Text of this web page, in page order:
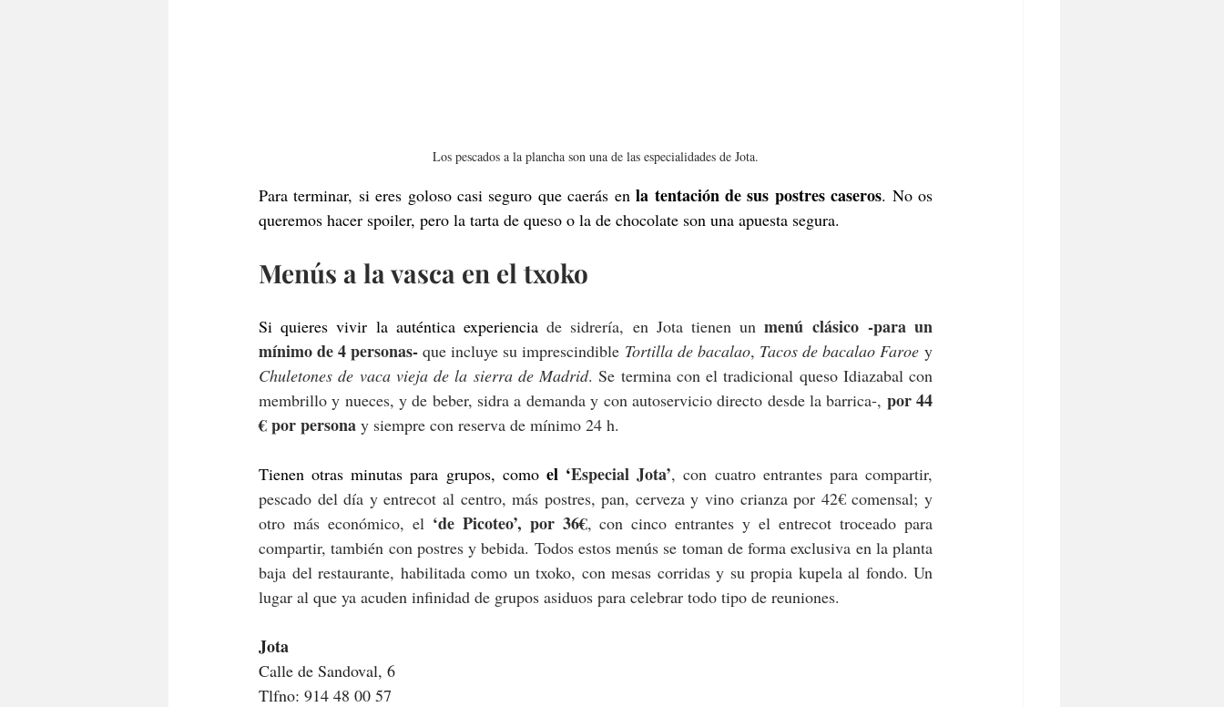
Los pescados a la plancha son una de las especialidades de Jota.
Para terminar, si eres goloso casi seguro que caerás en la tentación de sus postres caseros. No os
queremos hacer spoiler, pero la tarta de queso o la de chocolate son una apuesta segura.
Menús a la vasca en el txoko
Si quieres vivir la auténtica experiencia de sidrería, en Jota tienen un menú clásico -para un
mínimo de 4 personas- que incluye su imprescindible Tortilla de bacalao, Tacos de bacalao Faroe
Chuletones de vaca vieja de la sierra de Madrid. Se termina con el tradicional queso Idiazabal con
membrillo y nueces, y de beber, sidra a demanda y con autoservicio directo desde la barrica-, por 44
€ por persona y siempre con reserva de mínimo 24 h.
Tienen otras minutas para grupos, como el ‘Especial Jota’, con cuatro entrantes para compartir,
pescado del día y entrecot al centro, más postres, pan, cerveza y vino crianza por 42€ comensal; y
otro más económico, el ‘de Picoteo’, por 36€, con cinco entrantes y el entrecot troceado para
compartir, también con postres y bebida. Todos estos menús se toman de forma exclusiva en la planta
baja del restaurante, habilitada como un txoko, con mesas corridas y su propia kupela al fondo. Un
lugar al que ya acuden infinidad de grupos asiduos para celebrar todo tipo de reuniones.
Jota
Calle de Sandoval, 6
Tlfno: 914 48 00 57